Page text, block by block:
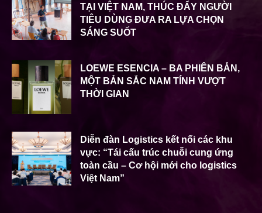
TẠI VIỆT NAM, THÚC ĐẨY NGƯỜI
TIÊU DÙNG ĐƯA RA LỰA CHỌN
SÁNG SUỐT
LOEWE ESENCIA – BA PHIÊN BẢN,
MỘT BẢN SẮC NAM TÍNH VƯỢT
THỜI GIAN
Diễn đàn Logistics kết nối các khu
vực: “Tái cấu trúc chuỗi cung ứng
toàn cầu – Cơ hội mới cho logistics
Việt Nam”